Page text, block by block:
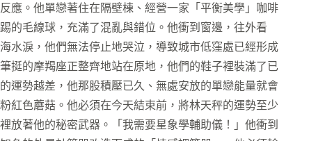
應。他單戀著住在隔壁棟、經營一家「平衡美學」咖啡
的毛線球，充滿了混亂與錯位。他衝到窗邊，往外看
水淚，他們無法停止地哭泣，導致城市低窪處已經形成
挺的摩羯座正整齊地站在原地，他們的鞋子裡裝滿了已
運勢越差，他那股積壓已久、無處安放的單戀能量就會
紅色蘑菇。他必須在今天結束前，將林天秤的運勢至少
放著他的秘密武器。「我需要星象學輔助儀！」他衝到